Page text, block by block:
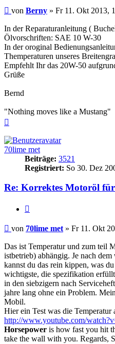
Beitrag
von Berny » Fr 11. Okt 2013,
In der Reparaturanleitung (
Ölvorschriften: SAE 10 W-30
In der oroginal
Themperaturen unseres
Empfehlt Ihr das 20W-50
Grüße
Bernd
"Nothing moves like a Mustang"
70lime met
Beiträge: 3521
Registriert: So 30. Dez
Re: Korrektes Motoröl
Beitrag
von 70lime met » Fr 11. Okt
Das ist Temperatur und zum teil
istbetrieb) abhängig. Je nach
kannst du das rein kippen, was
wichtigste, die spezifikation
in den siebzigern nach
jahre lang ohne ein Problem.
Mobil.
Hier ein Test was die Temperatur
http://www.youtube.com/
Horsepower is how fast you hit
take the wall with you. Regards,